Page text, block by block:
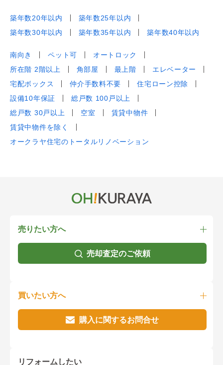
築年数20年以内
築年数25年以内
築年数30年以内
築年数35年以内 築年数40年以内
南向き ペット可
オートロック
所在階 2階以上
角部屋 最上階
エレベーター
宅配ボックス
仲介手数料不要
住宅ローン控除
設備10年保証
総戸数 100戸以上
総戸数 30戸以上
空室
賃貸中物件
賃貸中物件を除く
オークラヤ住宅のトータルリノベーション
売りたい方へ
売却査定のご依頼
買いたい方へ
購入に関するお問合せ
リフォームしたい